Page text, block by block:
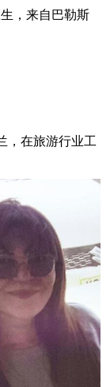
，来自巴勒斯
，在旅游行业工